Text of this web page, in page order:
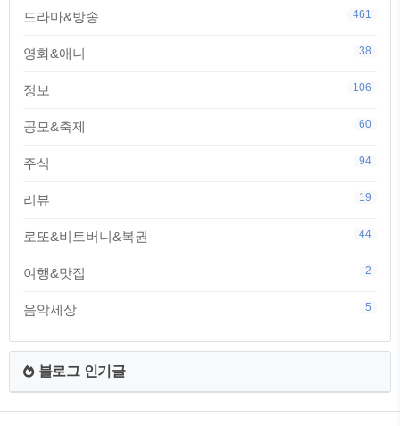
드라마&방송 461
영화&애니 38
정보 106
공모&축제 60
주식 94
리뷰 19
로또&비트버니&복권 44
여행&맛집 2
음악세상 5
블로그 인기글